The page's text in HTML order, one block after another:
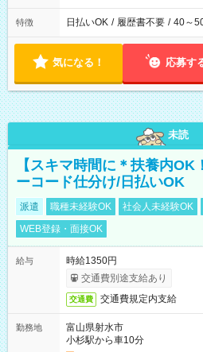
特徴 日払いOK / 履歴書不要 / 40～
気になる！ 応募す
未読
【スキマ時間に＊扶養内
ーコード仕分け/日払いOK
派遣 職種未経験OK 社会人未経験OK
WEB登録・面接OK
給与
時給1350円
交通費別途支給あり
交通費 交通費規定内支給
勤務地
富山県射水市
小杉駅から車10分